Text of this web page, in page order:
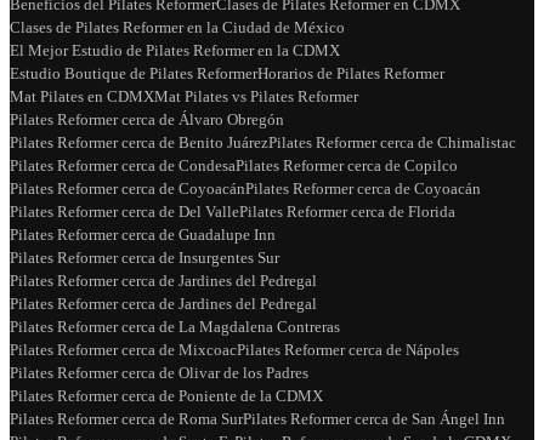
Beneficios del Pilates ReformerClases de Pilates Reformer en CDMX
Clases de Pilates Reformer en la Ciudad de México
El Mejor Estudio de Pilates Reformer en la CDMX
Estudio Boutique de Pilates ReformerHorarios de Pilates Reformer
Mat Pilates en CDMXMat Pilates vs Pilates Reformer
Pilates Reformer cerca de Álvaro Obregón
Pilates Reformer cerca de Benito JuárezPilates Reformer cerca de Chimalistac
Pilates Reformer cerca de CondesaPilates Reformer cerca de Copilco
Pilates Reformer cerca de CoyoacánPilates Reformer cerca de Coyoacán
Pilates Reformer cerca de Del VallePilates Reformer cerca de Florida
Pilates Reformer cerca de Guadalupe Inn
Pilates Reformer cerca de Insurgentes Sur
Pilates Reformer cerca de Jardines del Pedregal
Pilates Reformer cerca de Jardines del Pedregal
Pilates Reformer cerca de La Magdalena Contreras
Pilates Reformer cerca de MixcoacPilates Reformer cerca de Nápoles
Pilates Reformer cerca de Olivar de los Padres
Pilates Reformer cerca de Poniente de la CDMX
Pilates Reformer cerca de Roma SurPilates Reformer cerca de San Ángel Inn